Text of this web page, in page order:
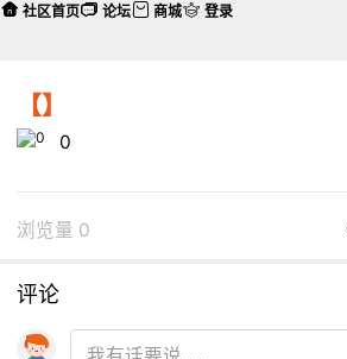
【】
0
浏览量 0
评论
社区首页 论坛 商城 登录